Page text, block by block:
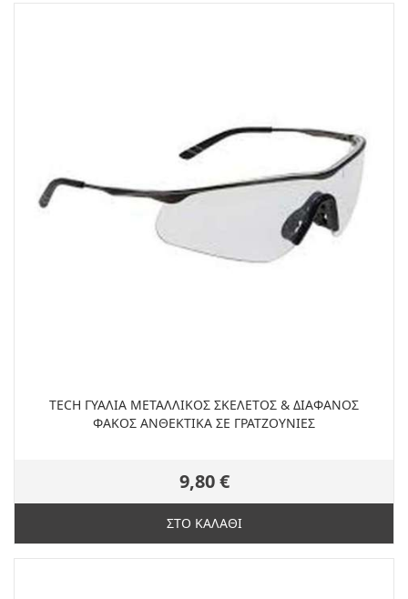
TECH ΓΥΑΛΙΑ ΜΕΤΑΛΛΙΚΟΣ ΣΚΕΛΕΤΟΣ & ΔΙΑΦΑΝΟΣ
ΦΑΚΟΣ ΑΝΘΕΚΤΙΚΑ ΣΕ ΓΡΑΤΖΟΥΝΙΕΣ
9,80 €
ΣΤΟ ΚΑΛΑΘΙ